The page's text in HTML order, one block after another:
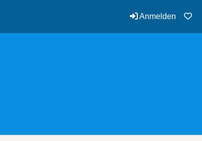
Anmelden